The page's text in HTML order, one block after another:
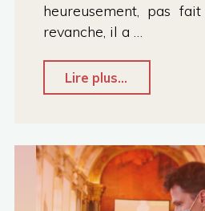
heureusement, pas
revanche, il a …
Lire plus...
Rome
nos